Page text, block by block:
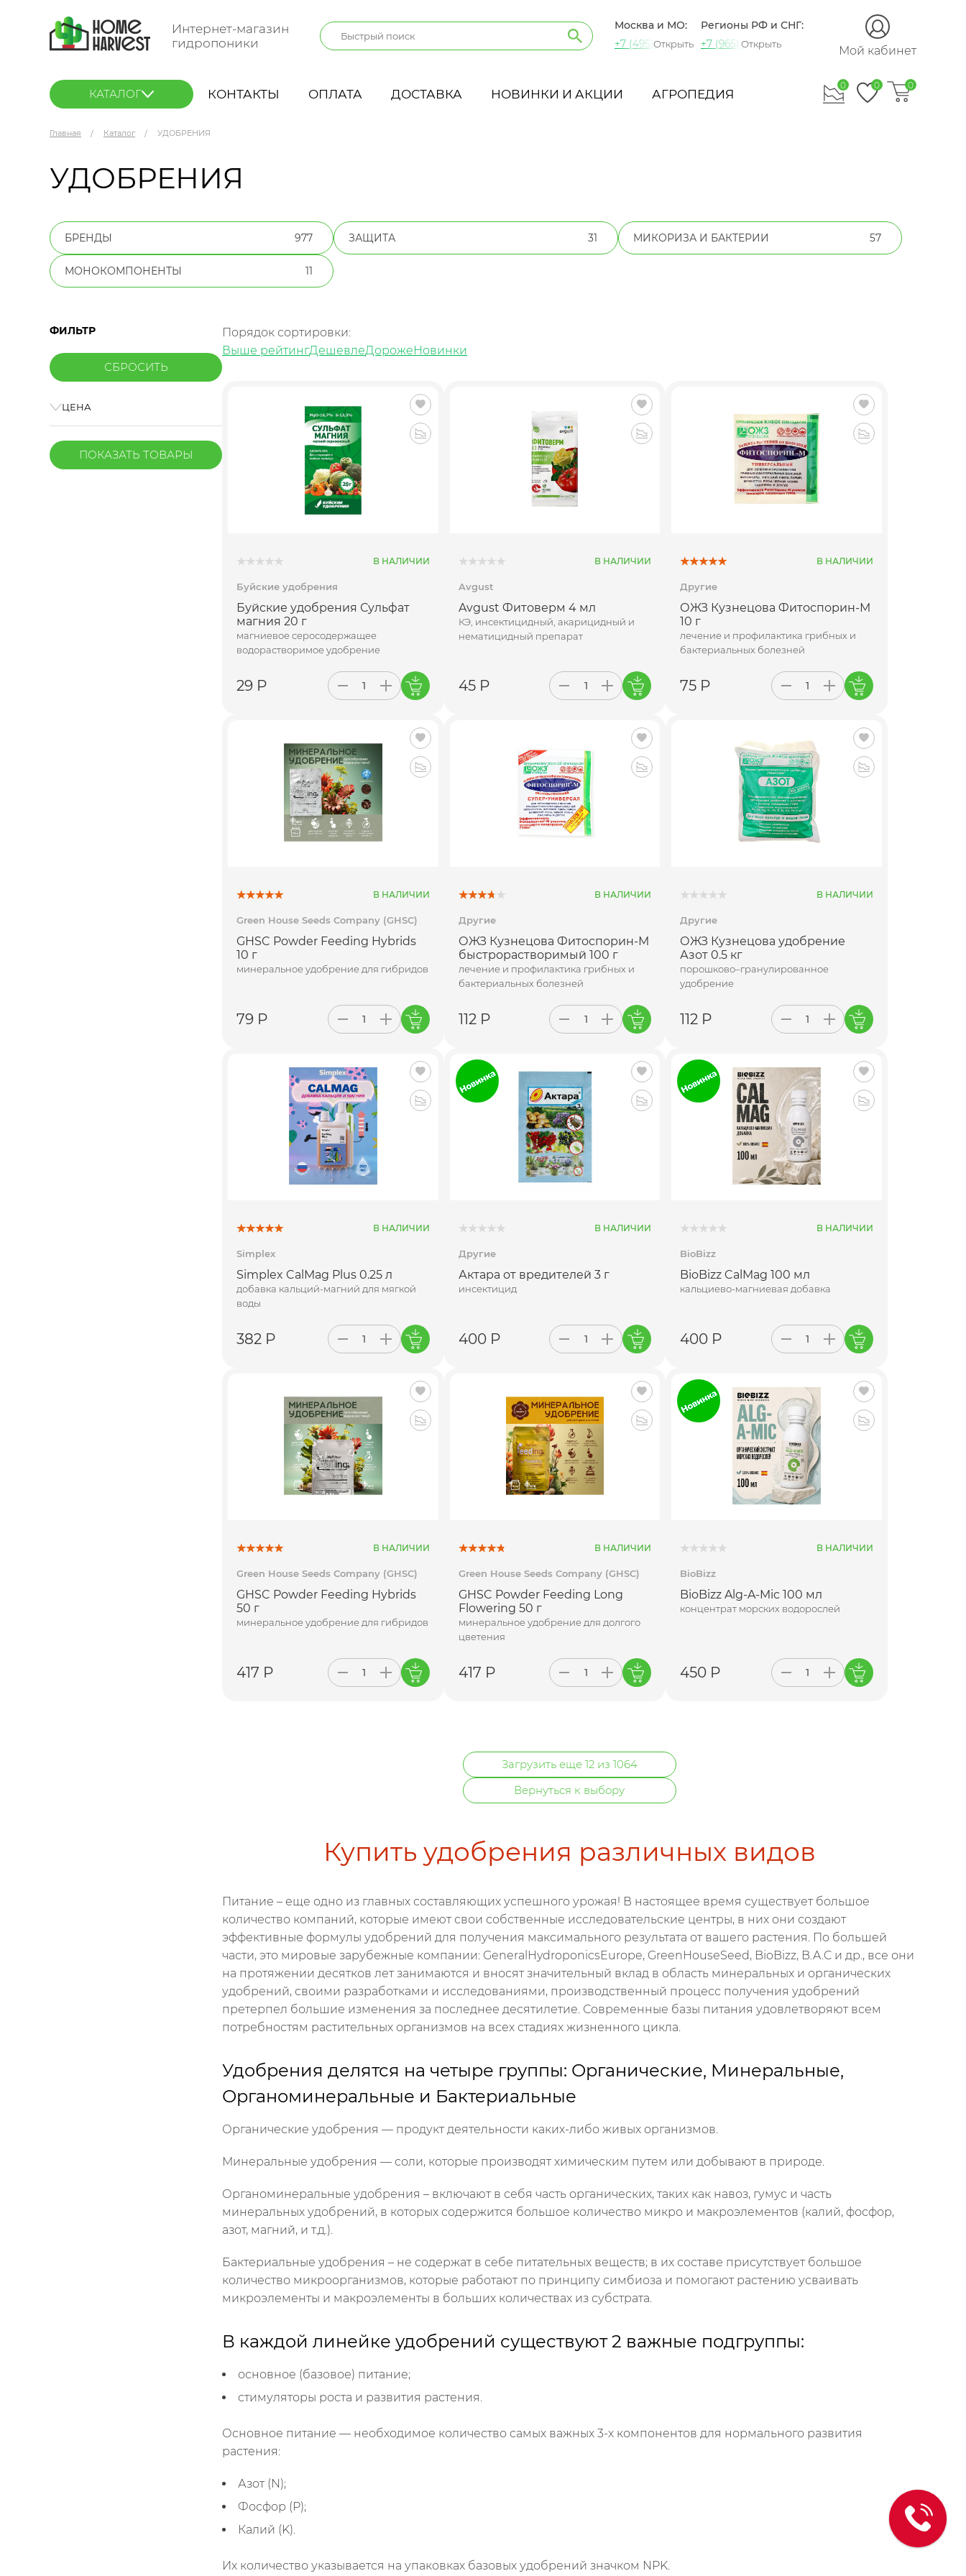
Интернет-магазин
гидропоники
Москва и МО:
+7 (495) 721-60-15
Открыть
Регионы РФ и СНГ:
+7 (965) 420-10-10
Открыть Мой кабинет
КАТАЛОГ КОНТАКТЫ ОПЛАТА ДОСТАВКА НОВИНКИ И АКЦИИ АГРОПЕДИЯ
0 0 0
Главная Каталог УДОБРЕНИЯ
УДОБРЕНИЯ
БРЕНДЫ 977 ЗАЩИТА 31 МИКОРИЗА И БАКТЕРИИ 57
МОНОКОМПОНЕНТЫ 11
ФИЛЬТР
ЦЕНА
ПОКАЗАТЬ ТОВАРЫ
Порядок сортировки:
Выше рейтингДешевлеДорожеНовинки
В НАЛИЧИИ
Буйские удобрения
Буйские удобрения Сульфат
магния 20 г
магниевое серосодержащее
водорастворимое удобрение
29 Р
В НАЛИЧИИ
Avgust
Avgust Фитоверм 4 мл
КЭ, инсектицидный, акарицидный и
нематицидный препарат
45 Р
В НАЛИЧИИ
Другие
ОЖЗ Кузнецова Фитоспорин-М
10 г
лечение и профилактика грибных и
бактериальных болезней
75 Р
В НАЛИЧИИ
Green House Seeds Company (GHSC)
GHSC Powder Feeding Hybrids
10 г
минеральное удобрение для гибридов
79 Р
В НАЛИЧИИ
Другие
ОЖЗ Кузнецова Фитоспорин-М
быстрорастворимый 100 г
лечение и профилактика грибных и
бактериальных болезней
112 Р
В НАЛИЧИИ
Другие
ОЖЗ Кузнецова удобрение
Азот 0.5 кг
порошково–гранулированное
удобрение
112 Р
В НАЛИЧИИ
Simplex
Simplex CalMag Plus 0.25 л
добавка кальций-магний для мягкой
воды
382 Р
В НАЛИЧИИ
Другие
Актара от вредителей 3 г
инсектицид
400 Р
В НАЛИЧИИ
BioBizz
BioBizz CalMag 100 мл
кальциево-магниевая добавка
400 Р
В НАЛИЧИИ
Green House Seeds Company (GHSC)
GHSC Powder Feeding Hybrids
50 г
минеральное удобрение для гибридов
417 Р
В НАЛИЧИИ
Green House Seeds Company (GHSC)
GHSC Powder Feeding Long
Flowering 50 г
минеральное удобрение для долгого
цветения
417 Р
В НАЛИЧИИ
BioBizz
BioBizz Alg-A-Mic 100 мл
концентрат морских водорослей
450 Р
Загрузить еще 12 из 1064
Вернуться к выбору
Купить удобрения различных видов
Питание – еще одно из главных составляющих успешного урожая! В настоящее время существует большое
количество компаний, которые имеют свои собственные исследовательские центры, в них они создают
эффективные формулы удобрений для получения максимального результата от вашего растения. По большей
части, это мировые зарубежные компании: GeneralHydroponicsEurope, GreenHouseSeed, BioBizz, B.A.C и др., все они
на протяжении десятков лет занимаются и вносят значительный вклад в область минеральных и органических
удобрений, своими разработками и исследованиями, производственный процесс получения удобрений
претерпел большие изменения за последнее десятилетие. Современные базы питания удовлетворяют всем
потребностям растительных организмов на всех стадиях жизненного цикла.
Удобрения делятся на четыре группы: Органические, Минеральные,
Органоминеральные и Бактериальные
Органические удобрения — продукт деятельности каких-либо живых организмов.
Минеральные удобрения — соли, которые производят химическим путем или добывают в природе.
Органоминеральные удобрения – включают в себя часть органических, таких как навоз, гумус и часть
минеральных удобрений, в которых содержится большое количество микро и макроэлементов (калий, фосфор,
азот, магний, и т.д.).
Бактериальные удобрения – не содержат в себе питательных веществ; в их составе присутствует большое
количество микроорганизмов, которые работают по принципу симбиоза и помогают растению усваивать
микроэлементы и макроэлементы в больших количествах из субстрата.
В каждой линейке удобрений существуют 2 важные подгруппы:
основное (базовое) питание;
стимуляторы роста и развития растения.
Основное питание — необходимое количество самых важных 3-х компонентов для нормального развития
растения:
Азот (N);
Фосфор (P);
Калий (K).
Их количество указывается на упаковках базовых удобрений значком NPK.